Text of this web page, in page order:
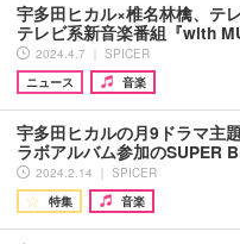
宇多田ヒカル×椎名林檎、
テレビ系新音楽番組『with
2024.4.7 ｜ SPICER
ニュース
音楽
宇多田ヒカルの月9ドラマ主
ラボアルバム参加のSUPER
2024.2.14 ｜ SPICER
特集
音楽